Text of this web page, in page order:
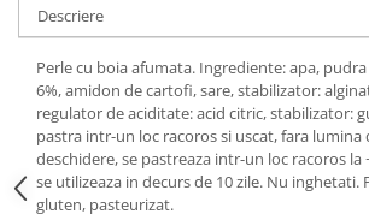
Ulei Huilerie Beaujolaise
Uleiuri aromatizate
Ulei Wiberg Gastro
Descriere
Perle cu boia afumata. Ingrediente: apa,
6%, amidon de cartofi, sare, stabilizator:
regulator de aciditate: acid citric, stabilizator:
pastra intr-un loc racoros si uscat, fara lumina
deschidere, se pastreaza intr-un loc racoros la +
se utilizeaza in decurs de 10 zile. Nu inghetati.
gluten, pasteurizat.